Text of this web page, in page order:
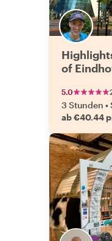
of
5.0
3 Stunden •
ab €40.44